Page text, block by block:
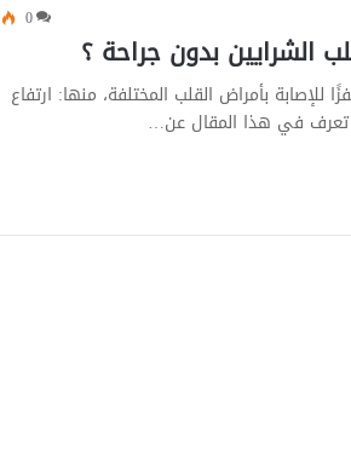
0
الشرايين بدون جراحة ؟
للإصابة بأمراض القلب المختلفة، منها: ارتفاع
تعرف في هذا المقال عن…